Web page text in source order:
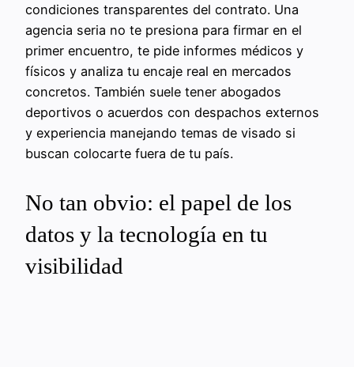
condiciones transparentes del contrato. Una
agencia seria no te presiona para firmar en el
primer encuentro, te pide informes médicos y
físicos y analiza tu encaje real en mercados
concretos. También suele tener abogados
deportivos o acuerdos con despachos externos
y experiencia manejando temas de visado si
buscan colocarte fuera de tu país.
No tan obvio: el papel de los
datos y la tecnología en tu
visibilidad